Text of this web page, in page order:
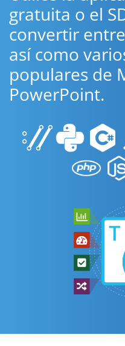
gratuita o el
convertir entre
así como
populares de
PowerPoint.